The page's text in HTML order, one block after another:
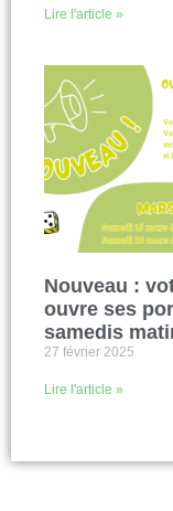
Lire l'article »
Nouveau :
ouvre ses
samedis
27 février 2025
Lire l'article »